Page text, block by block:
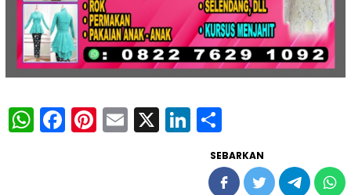
WhatsApp
Facebook
Pinterest
Email
X LinkedIn
SEBARKAN